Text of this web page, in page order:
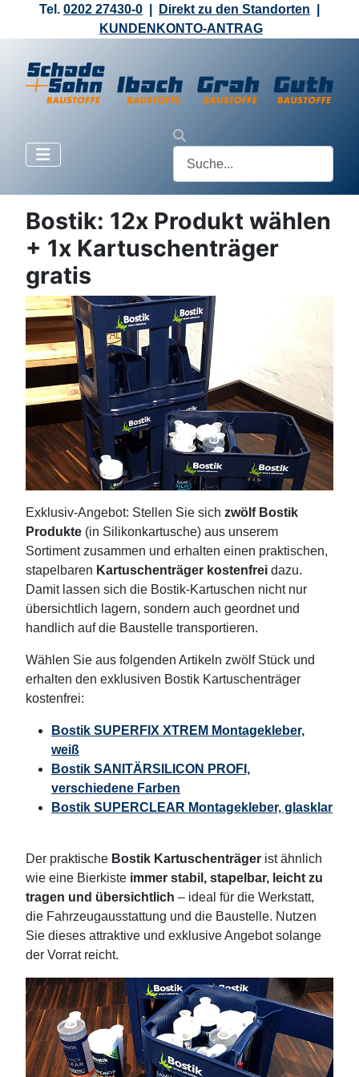
Tel. 0202 27430-0 Direkt zu den Standorten
KUNDENKONTO-ANTRAG
Bostik: 12x Produkt wählen
+ 1x Kartuschenträger
gratis
Exklusiv-Angebot: Stellen Sie sich zwölf Bostik
Produkte (in Silikonkartusche) aus unserem
Sortiment zusammen und erhalten einen praktischen,
stapelbaren Kartuschenträger kostenfrei dazu.
Damit lassen sich die Bostik-Kartuschen nicht nur
übersichtlich lagern, sondern auch geordnet und
handlich auf die Baustelle transportieren.
Wählen Sie aus folgenden Artikeln zwölf Stück und
erhalten den exklusiven Bostik Kartuschenträger
kostenfrei:
Bostik SUPERFIX XTREM Montagekleber,
weiß
Bostik SANITÄRSILICON PROFI,
verschiedene Farben
Bostik SUPERCLEAR Montagekleber, glasklar
Der praktische Bostik Kartuschenträger ist ähnlich
wie eine Bierkiste immer stabil, stapelbar, leicht zu
tragen und übersichtlich – ideal für die Werkstatt,
die Fahrzeugausstattung und die Baustelle. Nutzen
Sie dieses attraktive und exklusive Angebot solange
der Vorrat reicht.